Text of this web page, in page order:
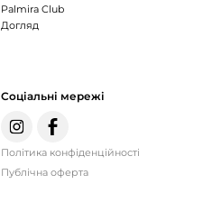
Palmira Club
Догляд
Соціальні мережі
Політика конфіденційності
Публічна оферта